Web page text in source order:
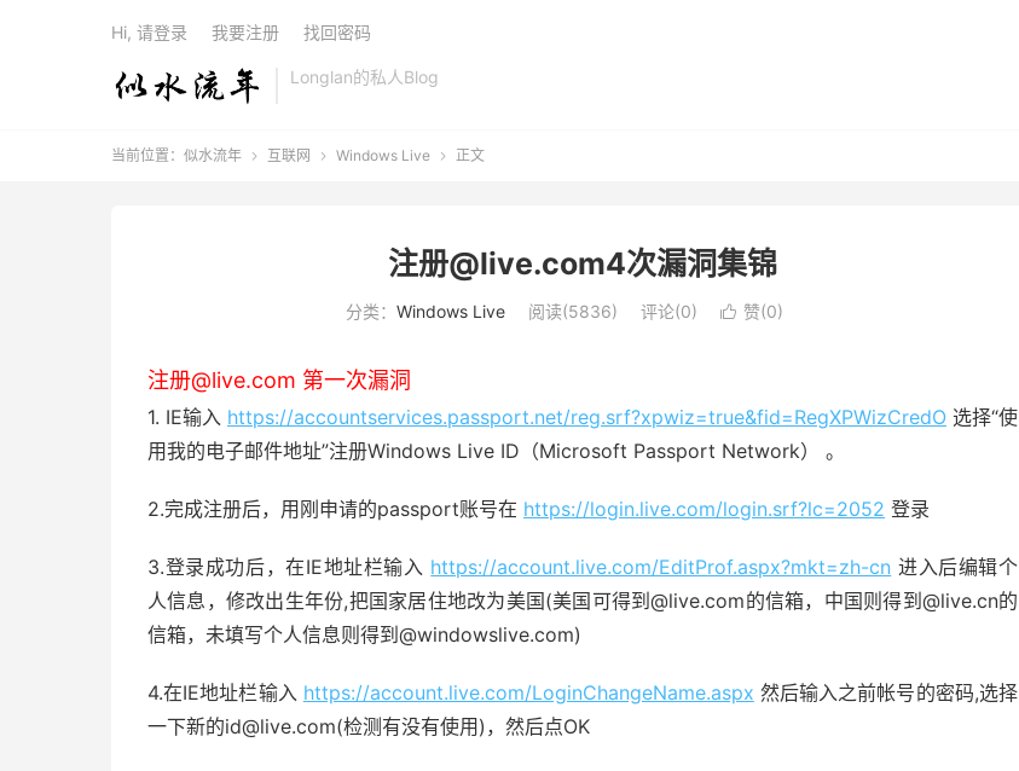
Longlan的私人Blog
Hi, 请登录 我要注册 找回密码
当前位置： 似水流年  互联网  Windows Live  正文
注册@live.com4次漏洞集锦
分类： Windows Live 阅读(5836) 评论(0)  赞(0)
注册@live.com 第一次漏洞
1. IE输入 https://accountservices.passport.net/reg.srf?xpwiz=true&fid=RegXPWizCredO 选择“使
用我的电子邮件地址”注册Windows Live ID（Microsoft Passport Network） 。
2.完成注册后，用刚申请的passport账号在 https://login.live.com/login.srf?lc=2052 登录
3.登录成功后，在IE地址栏输入 https://account.live.com/EditProf.aspx?mkt=zh-cn 进入后编辑个
人信息，修改出生年份,把国家居住地改为美国(美国可得到@live.com的信箱，中国则得到@live.cn的
信箱，未填写个人信息则得到@windowslive.com)
4.在IE地址栏输入 https://account.live.com/LoginChangeName.aspx 然后输入之前帐号的密码,选择
一下新的id@live.com(检测有没有使用)，然后点OK